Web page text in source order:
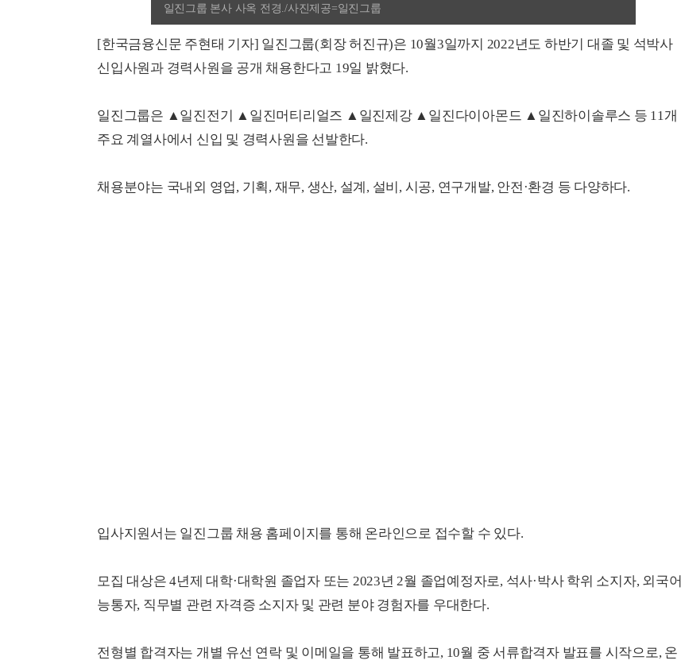
일진그룹 본사 사옥 전경./사진제공=일진그룹
[한국금융신문 주현태 기자] 일진그룹(회장 허진규)은 10월3일까지 2022년도 하반기 대졸 및 석박사
신입사원과 경력사원을 공개 채용한다고 19일 밝혔다.
일진그룹은 ▲일진전기 ▲일진머티리얼즈 ▲일진제강 ▲일진다이아몬드 ▲일진하이솔루스 등 11개
주요 계열사에서 신입 및 경력사원을 선발한다.
채용분야는 국내외 영업, 기획, 재무, 생산, 설계, 설비, 시공, 연구개발, 안전·환경 등 다양하다.
입사지원서는 일진그룹 채용 홈페이지를 통해 온라인으로 접수할 수 있다.
모집 대상은 4년제 대학·대학원 졸업자 또는 2023년 2월 졸업예정자로, 석사·박사 학위 소지자, 외국어
능통자, 직무별 관련 자격증 소지자 및 관련 분야 경험자를 우대한다.
전형별 합격자는 개별 유선 연락 및 이메일을 통해 발표하고, 10월 중 서류합격자 발표를 시작으로, 온